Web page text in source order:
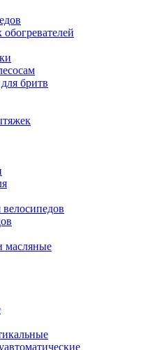
бритв
масляные